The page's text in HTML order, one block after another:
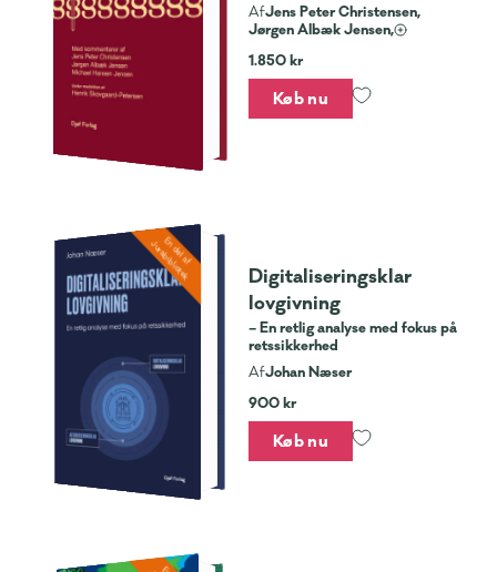
AfJens Peter Christensen,
Jørgen Albæk Jensen,
1.850 kr
Køb nu
En del af
Jurabibliotek
Digitaliseringsklar
lovgivning
– En retlig analyse med fokus på
retssikkerhed
AfJohan Næser
900 kr
Køb nu